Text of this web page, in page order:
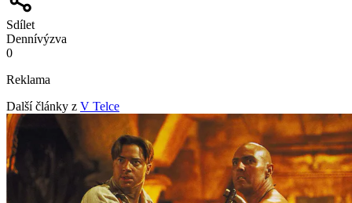
Sdílet
Dennívýzva
0
Reklama
Další články z V Telce